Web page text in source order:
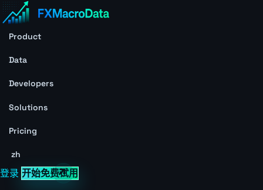
Product
Data
Developers
Solutions
Pricing
zh
登录 开始免费试用